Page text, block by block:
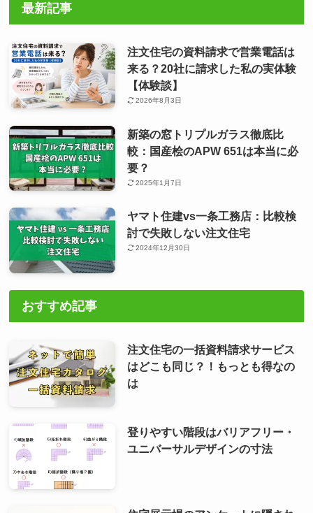
最新記事
注文住宅の資料請求で営業電話は
来る？20社に請求した私の実体験
【体験談】
2026年8月3日
新築の窓トリプルガラス徹底比
較：国産桧のAPW 651は本当に必
要？
2025年1月7日
ヤマト住建vs一条工務店：比較検
討で失敗しない注文住宅
2024年12月30日
おすすめ記事
注文住宅の一括資料請求サービス
はどこも同じ？！もっとも得なの
は
登りやすい階段はバリアフリー・
ユニバーサルデザインの寸法